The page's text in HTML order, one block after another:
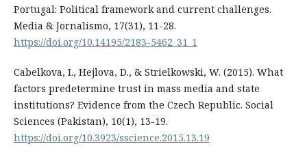
Portugal: Political framework and current challenges.
Media & Jornalismo, 17(31), 11-28.
https://doi.org/10.14195/2183-5462_31_1
Cabelkova, I., Hejlova, D., & Strielkowski, W. (2015). What
factors predetermine trust in mass media and state
institutions? Evidence from the Czech Republic. Social
Sciences (Pakistan), 10(1), 13-19.
https://doi.org/10.3923/sscience.2015.13.19